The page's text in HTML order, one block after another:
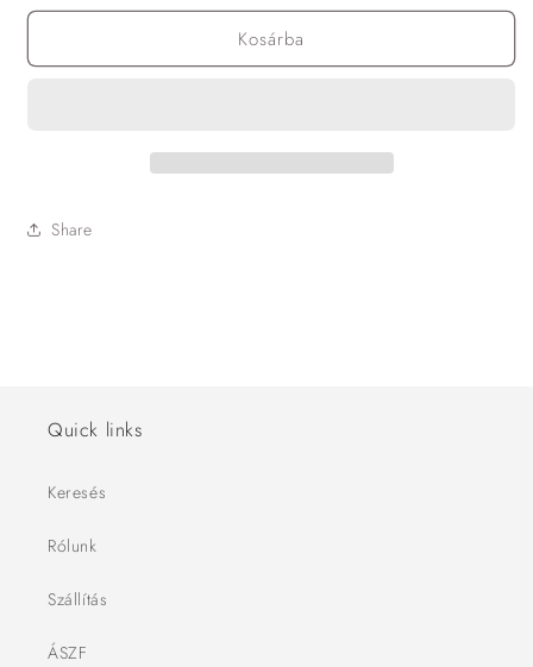
Kosárba
Share
Quick links
Keresés
Rólunk
Szállítás
ÁSZF